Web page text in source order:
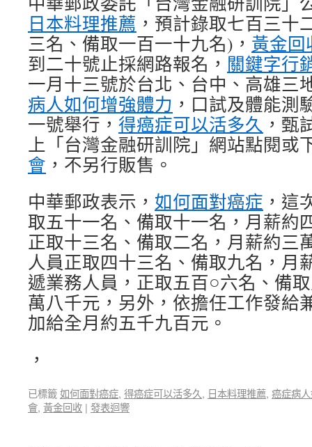
日本料理推薦 ，預計錄取七百三十
三名、備取一百一十九名)， 黃金回
到二十號止採網路報名， 關鍵字行
一月十三號於台北、台中、高雄三
病人如何增強體力 ，口試及體能測
一號舉行， 得癌症可以活多久 ，甄
上「台灣金融研訓院」網站點閱或
會 ，不另行販售。
中華郵政表示， 如何面對癌症 ，這
取五十一名、備取十一名，月薪約
正取十三名、備取二名，月薪約三
人員正取四十三名、備取九名，月
遞業務人員，正取五百○六名、備
萬八千元，另外，依擔任工作發給
加給全月約五千九百元。
，
已標籤如何面對癌症, 得癌症可以活多久, 日本料理推薦, 癌症病
會, 黃金回收 | 發表迴響